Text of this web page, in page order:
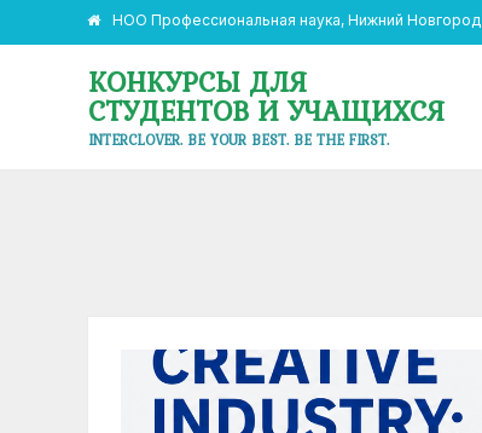
НОО Профессиональная наука, Нижний Новгород
КОНКУРСЫ ДЛЯ
СТУДЕНТОВ И УЧАЩИХСЯ
INTERCLOVER. BE YOUR BEST. BE THE FIRST.